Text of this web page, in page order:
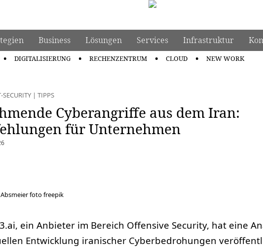
Business Lösungen Services Infrastruktur
DIGITALISIERUNG RECHENZENTRUM CLOUD NEW WORK
SECURITY| TIPPS
Cyberangriffe aus dem Iran:
für Unternehmen
foto freepik
ein Anbieter im Bereich Offensive Security, hat eine
Entwicklung iranischer Cyberbedrohungen